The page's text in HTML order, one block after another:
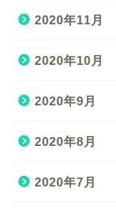
2020年11月
2020年10月
2020年9月
2020年8月
2020年7月